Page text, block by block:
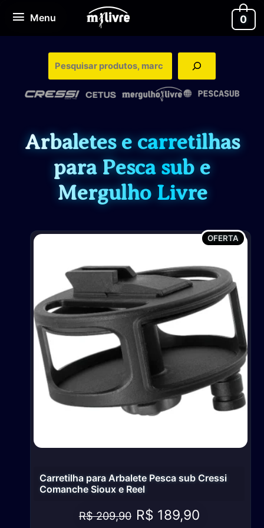
paraMenu
Menu 0
Pesquisa
Arbaletes e carretilhas
para Pesca sub e
Mergulho Livre
OFERTA
EM
Carretilha para Arbalete Pesca sub Cressi
Comanche Sioux e Reel
R$209,90 O
R$ 189,90